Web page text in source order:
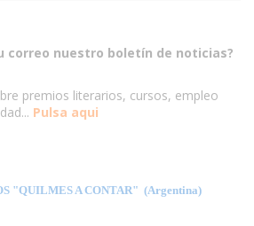
correo nuestro boletín de noticias?
premios literarios, cursos, empleo
Pulsa aqui
"QUILMES A CONTAR" (Argentina)